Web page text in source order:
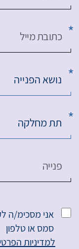
כתובת מייל
נושא הפנייה
תת מחלקה
פנייה
אני מסכימ/ה
סמס או טלפון
למדיניות